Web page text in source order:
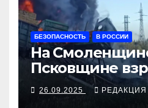
БЕЗОПАСНОСТЬ В РОССИИ
На
Псковщине
26.09.2025 РЕДАКЦИЯ